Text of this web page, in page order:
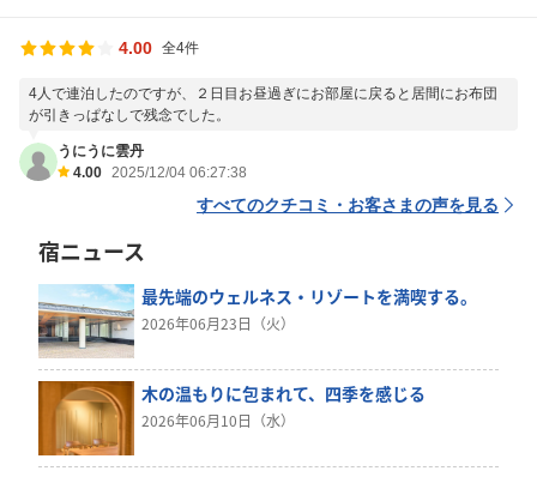
4.00 全4件
4人で連泊したのですが、２日目お昼過ぎにお部屋に戻ると居間にお布団
が引きっぱなしで残念でした。
うにうに雲丹
4.00 2025/12/04 06:27:38
すべてのクチコミ・お客さまの声を見る
宿ニュース
最先端のウェルネス・リゾートを満喫する。
2026年06月23日（火）
木の温もりに包まれて、四季を感じる
2026年06月10日（水）